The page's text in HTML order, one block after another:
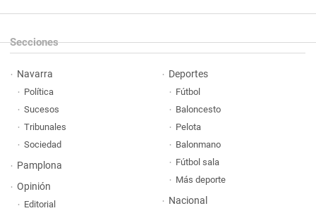
Secciones
Navarra
Política
Sucesos
Tribunales
Sociedad
Pamplona
Opinión
Editorial
Deportes
Fútbol
Baloncesto
Pelota
Balonmano
Fútbol sala
Más deporte
Nacional